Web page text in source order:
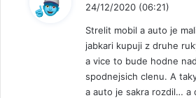
s
a
l
:
24/12/2020 (06:21)
Strelit mobil a auto je
jabkari kupuji z druhe
a vice to bude hodne
spodnejsich clenu. A
a auto je sakra rozdil… a